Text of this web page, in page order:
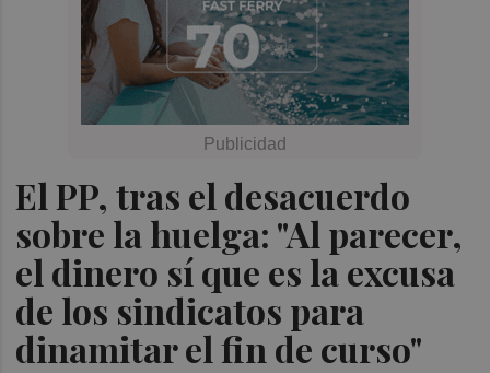
El PP, tras el desacuerdo
sobre la huelga: "Al parecer,
el dinero sí que es la excusa
de los sindicatos para
dinamitar el fin de curso"